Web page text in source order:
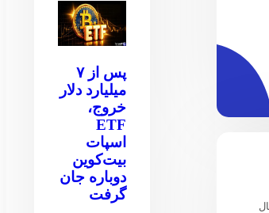
پس از ۷
میلیارد دلار
خروج،
ETF
اسپات
بیت‌کوین
دوباره جان
گرفت